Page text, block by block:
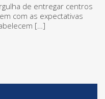
de entregar centros
com as expectativas
[…]